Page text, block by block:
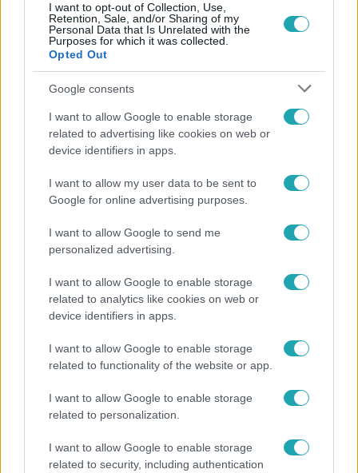
I want to opt-out of Collection, Use,
Retention, Sale, and/or Sharing of my
Personal Data that Is Unrelated with the
Purposes for which it was collected.
Opted Out
Google consents
I want to allow Google to enable storage
related to advertising like cookies on web or
device identifiers in apps.
I want to allow my user data to be sent to
Google for online advertising purposes.
I want to allow Google to send me
personalized advertising.
I want to allow Google to enable storage
related to analytics like cookies on web or
device identifiers in apps.
I want to allow Google to enable storage
related to functionality of the website or app.
I want to allow Google to enable storage
related to personalization.
I want to allow Google to enable storage
related to security, including authentication
tankerületek és a Klebelsberg Központ, de
átalakítják őket
Ennek a 3 csillagjegynek sorsfordító találkozást